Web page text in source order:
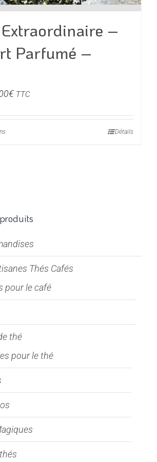
–
Parfumé –
€Plage
prix :
TTC
Ce
options
être
choisies
sur
la
page
produit
Détails
Thés Cafés
pour le café
thé
pour le thé